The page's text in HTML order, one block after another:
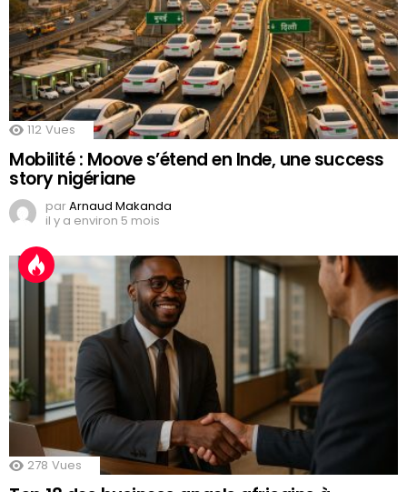
112 Vues
Mobilité : Moove s’étend en Inde, une success
story nigériane
parArnaud Makanda
il y a environ 5 mois
278 Vues